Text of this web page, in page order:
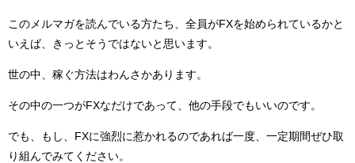
このメルマガを読んでいる方たち、全員がFXを始められているかと
いえば、きっとそうではないと思います。
世の中、稼ぐ方法はわんさかあります。
その中の一つがFXなだけであって、他の手段でもいいのです。
でも、もし、FXに強烈に惹かれるのであれば一度、一定期間ぜひ取
り組んでみてください。